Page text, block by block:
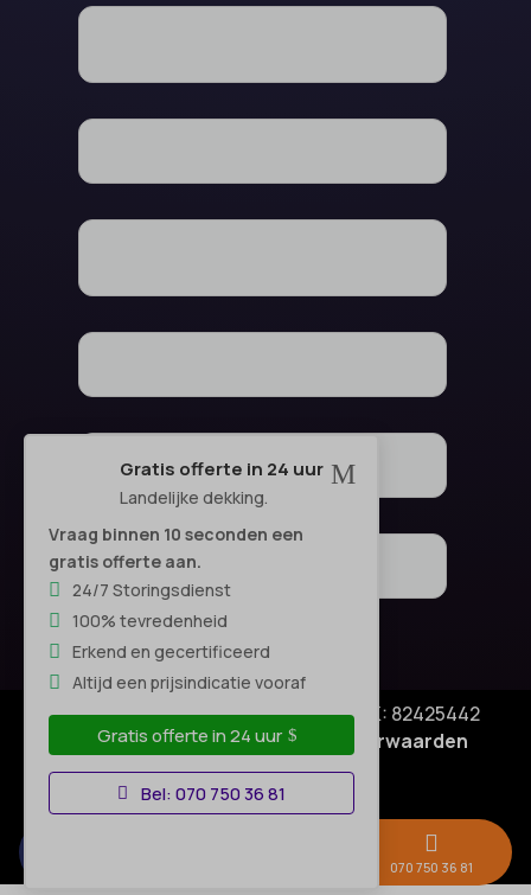
M
Gratis offerte in 24 uur
Landelijke dekking.
Vraag binnen 10 seconden een
gratis offerte aan.
24/7 Storingsdienst
100% tevredenheid
Erkend en gecertificeerd
Altijd een prijsindicatie vooraf
Gratis offerte in 24 uur
Bel: 070 750 36 81
© Copyright SA Elektro Experts - KVK: 82425442
Privacyverklaring|Algemene voorwaarden
Disclaimer–

070 750 36 81